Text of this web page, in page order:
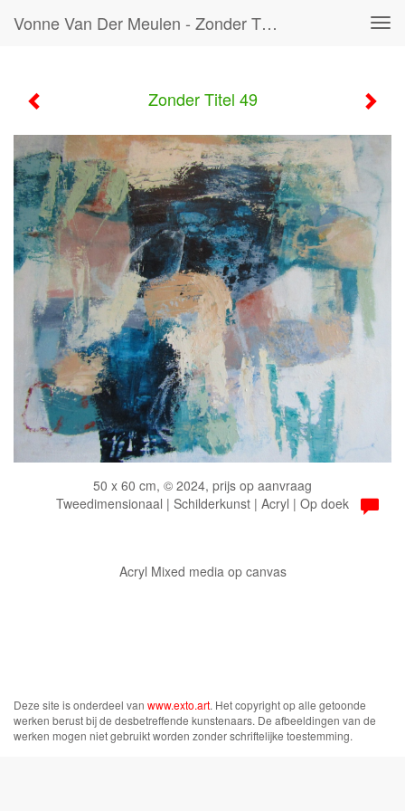
Vonne Van Der Meulen - Zonder Titel 49
Zonder Titel 49
50 x 60 cm, © 2024, prijs op aanvraag
Tweedimensionaal | Schilderkunst | Acryl | Op doek
Acryl Mixed media op canvas
Deze site is onderdeel van www.exto.art. Het copyright op alle getoonde
werken berust bij de desbetreffende kunstenaars. De afbeeldingen van de
werken mogen niet gebruikt worden zonder schriftelijke toestemming.